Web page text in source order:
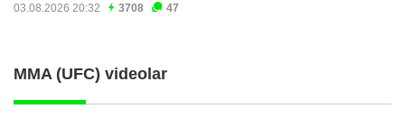
03.08.2026 20:32 3708 47
MMA (UFC) videolar